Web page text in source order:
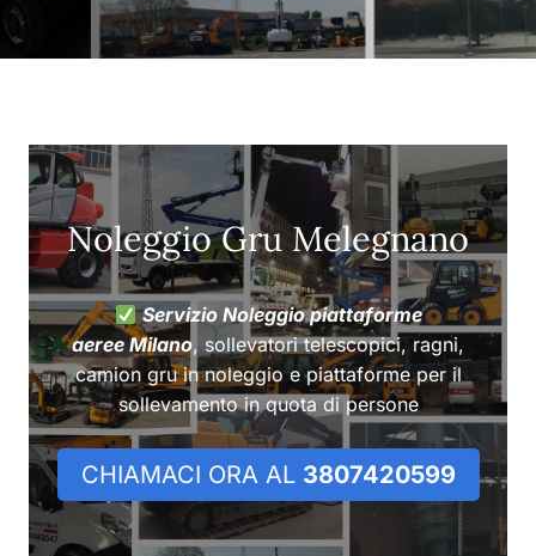
Noleggio Gru Melegnano
Servizio Noleggio piattaforme
aeree Milano, sollevatori telescopici, ragni,
camion gru in noleggio e piattaforme per il
sollevamento in quota di persone
CHIAMACI ORA AL 3807420599